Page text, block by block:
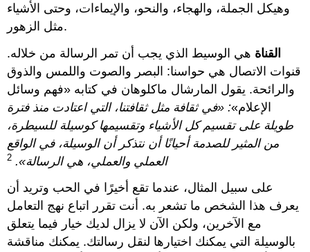
وهيكل الجملة، والهجاء، والنحو، والإيماءات، وحتى الأشياء
مثل الزهور.
القناة هي الوسيط الذي يجب أن تمر الرسالة من خلاله.
قنوات الاتصال هي حواسنا: البصر والصوت واللمس والذوق
والرائحة. يقول المارشال ماكلوهان في كتابه «فهم وسائل
الإعلام»: «في ثقافة مثل ثقافتنا، التي اعتادت منذ فترة
طويلة على تقسيم كل الأشياء وتقسيمها كوسيلة للسيطرة،
من المثير للصدمة أحيانًا أن نتذكر أن الوسيلة، في الواقع
العملي والعملي، هي الرسالة». 2
على سبيل المثال، عندما تقع أخيرًا في الحب وتريد أن
يعرف هذا الشخص ما تشعر به. أنت تقرر اتباع نهج التعامل
مع الآخرين، ولكن الآن لا يزال لديك خيار فيما يتعلق
بالوسيلة التي يمكنك اختيارها لنقل رسالتك. يمكنك مناقشة